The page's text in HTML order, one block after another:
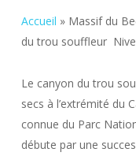
Accueil » Massif du
du trou souffleur
Le canyon du trou
secs à l’extrémité du
connue du Parc
débute par une